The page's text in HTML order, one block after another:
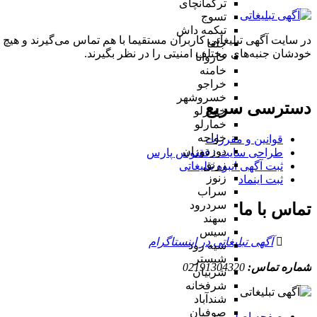
ترکمانچای
تسوج
تیکمه داش
جلفا
خاروانا
خامنه
خراجو
خسروشهر
خضرلو
خمارلو
خواجه
دوزدوزان
زرنق
زنوز
سراب
سردرود
سهند
سیس
سیه رود
شبستر
شربیان
شرفخانه
شندآباد
صوفیان
در سایت آگهی تبلیغاتی کاربران مستقیما با هم تماس می‌گیرند و
خودشان جنبه‌های مختلف امنیتی را در نظر بگیرند.
دسترسی سریع
قوانین و مقررات
طراحی سایت : ققنوس پارس
ثبت آگهی انبوه تبلیغاتی
ثبت اینماد
تماس با ما
آگهی تبلیغاتی در اینستاگرام
شماره تماس: 02191304320